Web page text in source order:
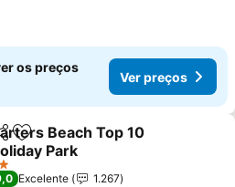
os preços
Ver preços
Adicionar aos favoritos
Beach Top 10
Park
Excelente
1.267